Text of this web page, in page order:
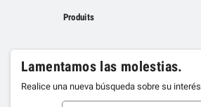
Produits
Lamentamos las molestias.
Realice una nueva búsqueda sobre su interés